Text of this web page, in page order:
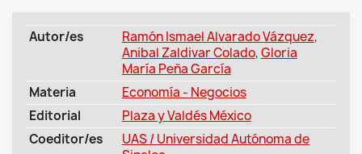
Autor/es Ramón Ismael Alvarado Vázquez,
Anibal Zaldivar Colado,Gloria
María Peña García
Materia
Economía - Negocios
Editorial
Plaza y Valdés México
Coeditor/es
UAS / Universidad Autónoma de